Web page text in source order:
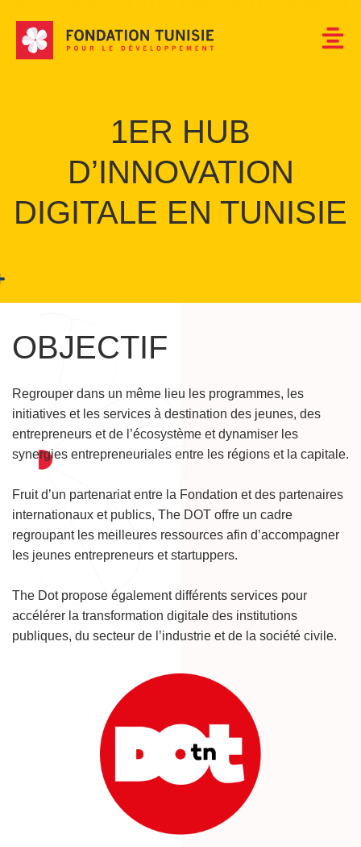
1ER HUB
D’INNOVATION
DIGITALE EN TUNISIE
OBJECTIF
Regrouper dans un même lieu les programmes, les
initiatives et les services à destination des jeunes, des
entrepreneurs et de l’écosystème et dynamiser les
synergies entrepreneuriales entre les régions et la capitale.
Fruit d’un partenariat entre la Fondation et des partenaires
internationaux et publics, The DOT offre un cadre
regroupant les meilleures ressources afin d’accompagner
les jeunes entrepreneurs et startuppers.
The Dot propose également différents services pour
accélérer la transformation digitale des institutions
publiques, du secteur de l’industrie et de la société civile.